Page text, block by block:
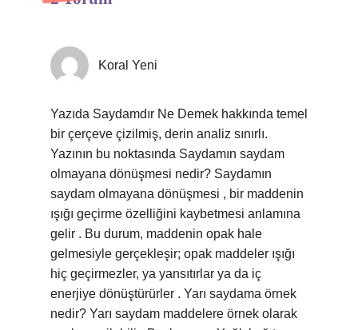
Koral Yeni
Yazıda Saydamdır Ne Demek hakkında temel
bir çerçeve çizilmiş, derin analiz sınırlı.
Yazının bu noktasında Saydamın saydam
olmayana dönüşmesi nedir? Saydamın
saydam olmayana dönüşmesi , bir maddenin
ışığı geçirme özelliğini kaybetmesi anlamına
gelir . Bu durum, maddenin opak hale
gelmesiyle gerçekleşir; opak maddeler ışığı
hiç geçirmezler, ya yansıtırlar ya da iç
enerjiye dönüştürürler . Yarı saydama örnek
nedir? Yarı saydam maddelere örnek olarak